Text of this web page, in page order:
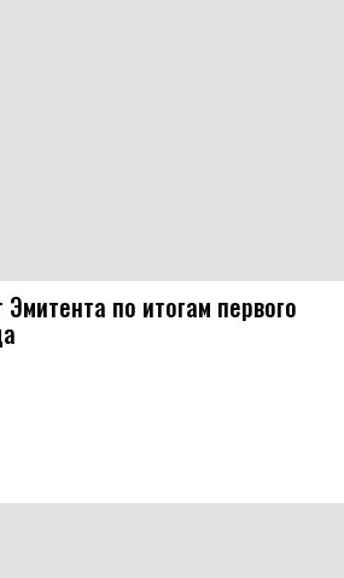
по итогам первого